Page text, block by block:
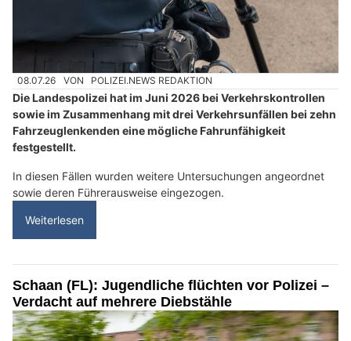
08.07.26 VON POLIZEI.NEWS REDAKTION
Die Landespolizei hat im Juni 2026 bei Verkehrskontrollen
sowie im Zusammenhang mit drei Verkehrsunfällen bei zehn
Fahrzeuglenkenden eine mögliche Fahrunfähigkeit
festgestellt.
In diesen Fällen wurden weitere Untersuchungen angeordnet
sowie deren Führerausweise eingezogen.
Weiterlesen
Schaan (FL): Jugendliche flüchten vor Polizei –
Verdacht auf mehrere Diebstähle